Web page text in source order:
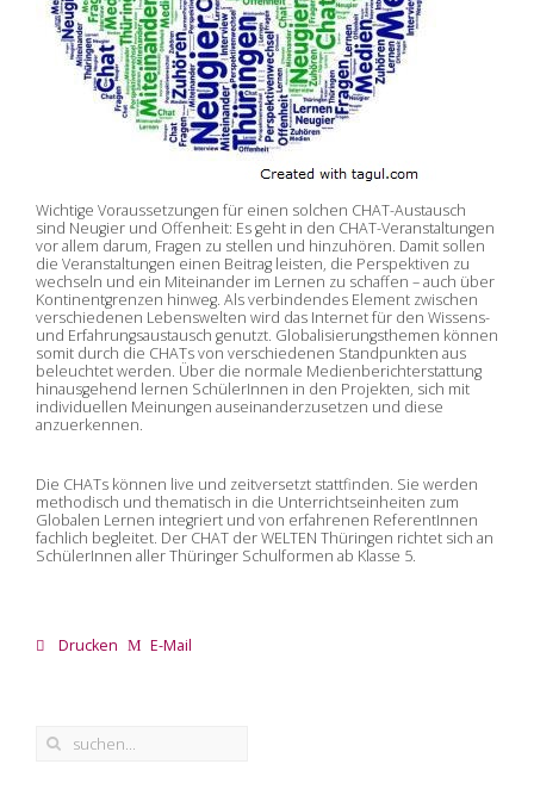
Wichtige Voraussetzungen für einen solchen CHAT-Austausch
sind Neugier und Offenheit: Es geht in den CHAT-Veranstaltungen
vor allem darum, Fragen zu stellen und hinzuhören. Damit sollen
die Veranstaltungen einen Beitrag leisten, die Perspektiven zu
wechseln und ein Miteinander im Lernen zu schaffen – auch über
Kontinentgrenzen hinweg. Als verbindendes Element zwischen
verschiedenen Lebenswelten wird das Internet für den Wissens-
und Erfahrungsaustausch genutzt. Globalisierungsthemen können
somit durch die CHATs von verschiedenen Standpunkten aus
beleuchtet werden. Über die normale Medienberichterstattung
hinausgehend lernen SchülerInnen in den Projekten, sich mit
individuellen Meinungen auseinanderzusetzen und diese
anzuerkennen.
Die CHATs können live und zeitversetzt stattfinden. Sie werden
methodisch und thematisch in die Unterrichtseinheiten zum
Globalen Lernen integriert und von erfahrenen ReferentInnen
fachlich begleitet. Der CHAT der WELTEN Thüringen richtet sich an
SchülerInnen aller Thüringer Schulformen ab Klasse 5.
Drucken E-Mail